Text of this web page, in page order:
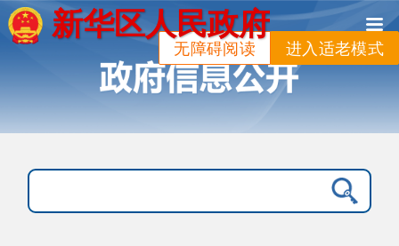
进入适老模式
无障碍阅读
新华区人民政府